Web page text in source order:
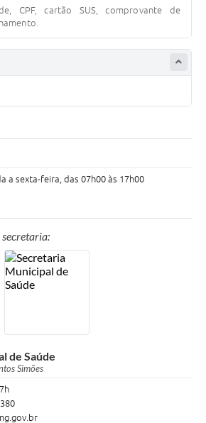
CPF, cartão SUS, comprovante de
a sexta-feira, das 07h00 às 17h00
de Saúde
Simões